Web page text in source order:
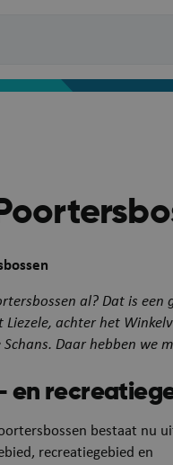
al? Dat is een
Liezele, achter het
Daar hebben we
en
bestaat nu
recreatiegebied en